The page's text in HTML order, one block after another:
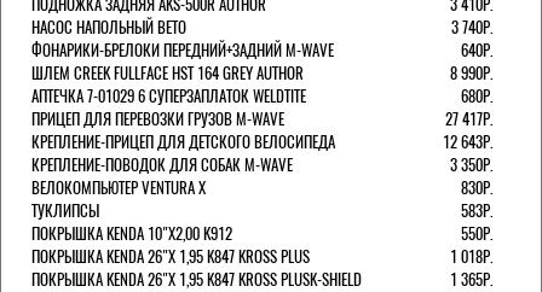
НАСОС НАПОЛЬНЫЙ BETO
3 740Р.
ФОНАРИКИ-БРЕЛОКИ ПЕРЕДНИЙ+ЗАДНИЙ M-WAVE
640Р.
ШЛЕМ CREEK FULLFACE HST 164 GREY AUTHOR
8 990Р.
АПТЕЧКА 7-01029 6 СУПЕРЗАПЛАТОК WELDTITE
680Р.
ПРИЦЕП ДЛЯ ПЕРЕВОЗКИ ГРУЗОВ M-WAVE
27 417Р.
КРЕПЛЕНИЕ-ПРИЦЕП ДЛЯ ДЕТСКОГО ВЕЛОСИПЕДА
12 643Р.
КРЕПЛЕНИЕ-ПОВОДОК ДЛЯ СОБАК M-WAVE
3 350Р.
ВЕЛОКОМПЬЮТЕР VENTURA Х
830Р.
ТУКЛИПСЫ
583Р.
ПОКРЫШКА KENDA 10"Х2,00 K912
550Р.
ПОКРЫШКА KENDA 26"Х 1,95 K847 KROSS PLUS
1 018Р.
ПОКРЫШКА KENDA 26"Х 1,95 K847 KROSS PLUSK-SHIELD
1 365Р.